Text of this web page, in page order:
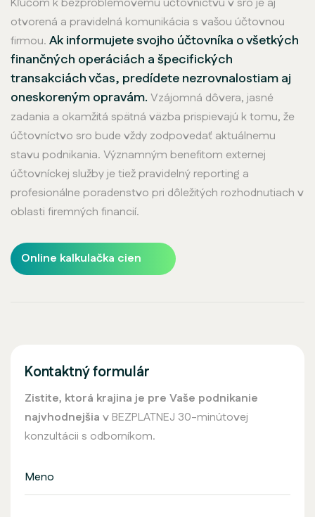
otvorená a pravidelná komunikácia s vašou účtovnou
firmou. Ak informujete svojho účtovníka o všetkých
finančných operáciách a špecifických
transakciách včas, predídete nezrovnalostiam aj
oneskoreným opravám. Vzájomná dôvera, jasné
zadania a okamžitá spätná väzba prispievajú k tomu, že
účtovníctvo sro bude vždy zodpovedať aktuálnemu
stavu podnikania. Významným benefitom externej
účtovníckej služby je tiež pravidelný reporting a
profesionálne poradenstvo pri dôležitých rozhodnutiach v
oblasti firemných financií.
Online kalkulačka cien
Kontaktný formulár
Zistite, ktorá krajina je pre Vaše podnikanie
najvhodnejšia v BEZPLATNEJ 30-minútovej
konzultácii s odborníkom.